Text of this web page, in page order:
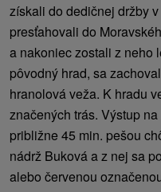
získali do dedičnej držby
presťahovali do
a nakoniec zostali z neho
pôvodný hrad, sa
hranolová veža. K hradu
značených trás. Výstup
približne 45 min. pešou
nádrž Buková a z nej sa
alebo červenou